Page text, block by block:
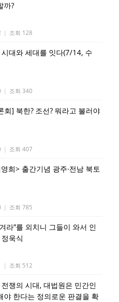
까?
| 조회 128
대와 세대를 잇다(7/14, 수
| 조회 340
회] 북한? 조선? 뭐라고 불러야
| 조회 407
희> 출간기념 광주·전남 북토
| 조회 785
라”를 외치니 그들이 와서 인
욱식
| 조회 512
쟁의 시대, 대법원은 민간인
야 한다는 정의로운 판결을 확